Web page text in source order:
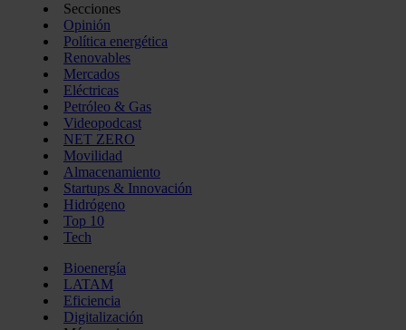
Secciones
Opinión
Política energética
Renovables
Mercados
Eléctricas
Petróleo & Gas
Videopodcast
NET ZERO
Movilidad
Almacenamiento
Startups & Innovación
Hidrógeno
Top 10
Tech
Bioenergía
LATAM
Eficiencia
Digitalización